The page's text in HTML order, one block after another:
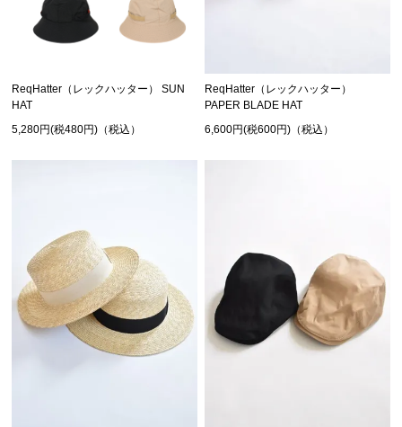
ReqHatter（レックハッター） SUN
HAT
5,280円(税480円)（税込）
ReqHatter（レックハッター）
PAPER BLADE HAT
6,600円(税600円)（税込）